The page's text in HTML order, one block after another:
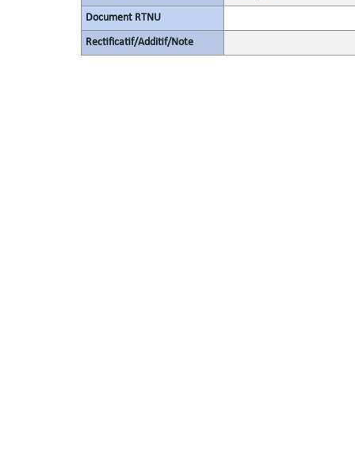
Document RTNU
Rectificatif/Additif/Note